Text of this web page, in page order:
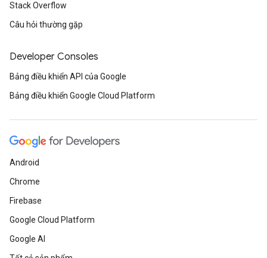
Stack Overflow
Câu hỏi thường gặp
Developer Consoles
Bảng điều khiển API của Google
Bảng điều khiển Google Cloud Platform
Android
Chrome
Firebase
Google Cloud Platform
Google AI